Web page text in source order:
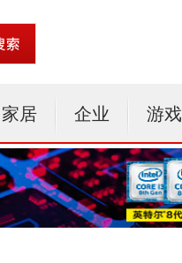
家居 企业 游戏